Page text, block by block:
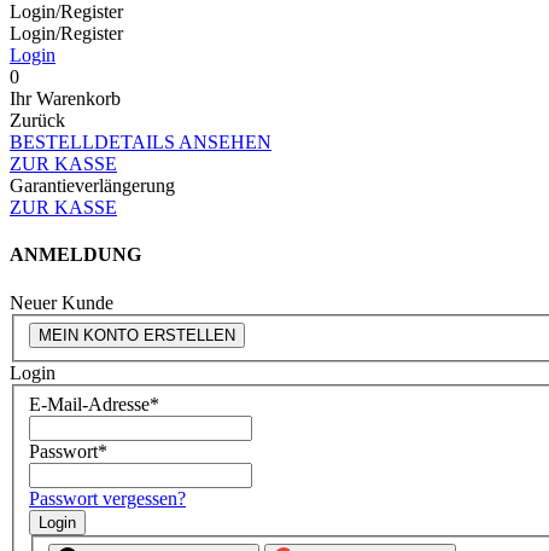
Login/Register
Login/Register
Login
0
Ihr Warenkorb
Zurück
BESTELLDETAILS ANSEHEN
ZUR KASSE
Garantieverlängerung
ZUR KASSE
ANMELDUNG
Neuer Kunde
MEIN KONTO ERSTELLEN
Login
E-Mail-Adresse*
Passwort*
Passwort vergessen?
Login